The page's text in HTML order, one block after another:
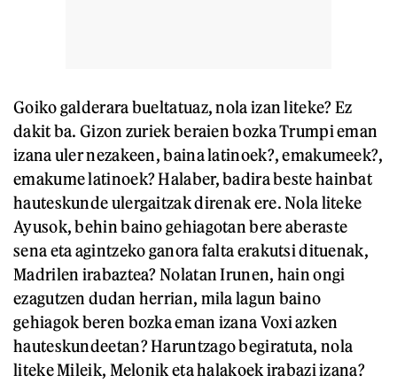
Goiko galderara bueltatuaz, nola izan liteke? Ez
dakit ba. Gizon zuriek beraien bozka Trumpi eman
izana uler nezakeen, baina latinoek?, emakumeek?,
emakume latinoek? Halaber, badira beste hainbat
hauteskunde ulergaitzak direnak ere. Nola liteke
Ayusok, behin baino gehiagotan bere aberaste
sena eta agintzeko ganora falta erakutsi dituenak,
Madrilen irabaztea? Nolatan Irunen, hain ongi
ezagutzen dudan herrian, mila lagun baino
gehiagok beren bozka eman izana Voxi azken
hauteskundeetan? Haruntzago begiratuta, nola
liteke Mileik, Melonik eta halakoek irabazi izana?